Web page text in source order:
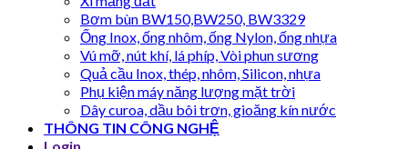
Bơm bùn BW150,BW250, BW3329
Ống Inox, ống nhôm, ống Nylon, ống nhựa
Vú mỡ, nút khí, lá phíp, Vòi phun sương
Quả cầu Inox, thép, nhôm, Silicon, nhựa
Phụ kiện máy năng lượng mặt trời
Dây curoa, dầu bôi trơn, gioăng kín nước
THÔNG TIN CÔNG NGHỆ